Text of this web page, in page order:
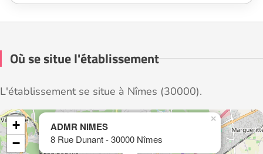
Où se situe l'établissement
L'établissement se situe à Nîmes (30000).
ADMR NIMES
8 Rue Dunant - 30000 Nîmes
×
+
−